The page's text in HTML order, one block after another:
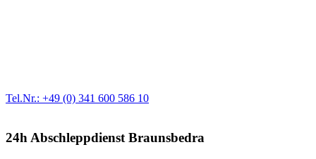
Tel.Nr.: +49 (0) 341 600 586 10
24h Abschleppdienst Braunsbedra